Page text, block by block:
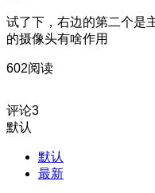
试了下，右边的第二个是
的摄像头有啥作用
602阅读
评论3
默认
默认
最新